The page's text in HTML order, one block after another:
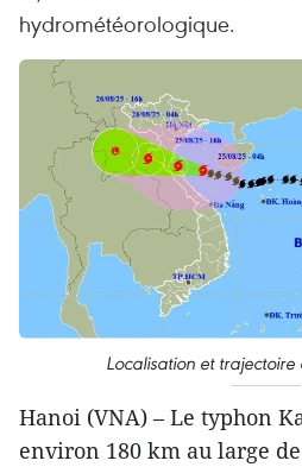
hydrométéorologique.
Localisation et
Hanoi (VNA) – Le typhon
environ 180 km au large